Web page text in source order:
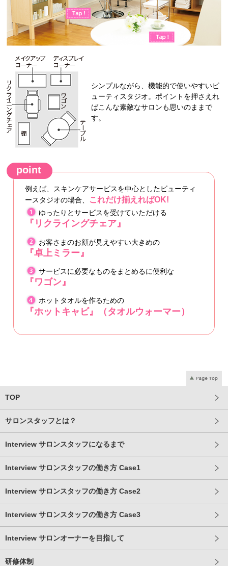
シンプルながら、機能的で使いやすいビ
ューティスタジオ。ポイントを押さえれ
ばこんな素敵なサロンも思いのままで
す。
point
例えば、スキンケアサービスを中心としたビューティ
ースタジオの場合、
これだけ揃えればOK!
ゆったりとサービスを受けていただける
『リクライングチェア』
お客さまのお顔が見えやすい大きめの
『卓上ミラー』
サービスに必要なものをまとめるに便利な
『ワゴン』
ホットタオルを作るための
『ホットキャビ』（タオルウォーマー）
TOP
サロンスタッフとは？
Interview サロンスタッフになるまで
Interview サロンスタッフの働き方 Case1
Interview サロンスタッフの働き方 Case2
Interview サロンスタッフの働き方 Case3
Interview サロンオーナーを目指して
研修体制